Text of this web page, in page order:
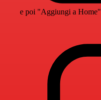
e poi "Aggiungi a Home"